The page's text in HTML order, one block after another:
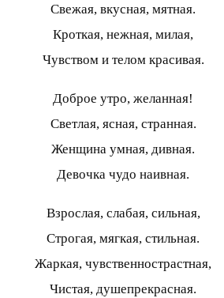
Свежая, вкусная, мятная.
Кроткая, нежная, милая,
Чувством и телом красивая.
Доброе утро, желанная!
Светлая, ясная, странная.
Женщина умная, дивная.
Девочка чудо наивная.
Взрослая, слабая, сильная,
Строгая, мягкая, стильная.
Жаркая, чувственнострастная,
Чистая, душепрекрасная.